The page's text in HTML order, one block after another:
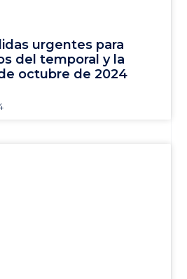
urgentes para
del temporal y la
octubre de 2024